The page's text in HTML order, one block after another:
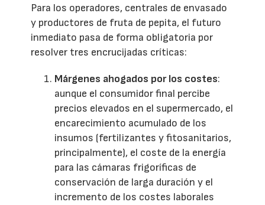
Para los operadores, centrales de envasado
y productores de fruta de pepita, el futuro
inmediato pasa de forma obligatoria por
resolver tres encrucijadas críticas:
Márgenes ahogados por los costes:
aunque el consumidor final percibe
precios elevados en el supermercado, el
encarecimiento acumulado de los
insumos (fertilizantes y fitosanitarios,
principalmente), el coste de la energía
para las cámaras frigoríficas de
conservación de larga duración y el
incremento de los costes laborales